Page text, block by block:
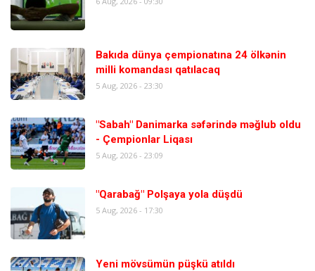
Bakıda dünya çempionatına 24 ölkənin
milli komandası qatılacaq
5 Aug, 2026 - 23:30
"Sabah" Danimarka səfərində məğlub oldu
- Çempionlar Liqası
5 Aug, 2026 - 23:09
"Qarabağ" Polşaya yola düşdü
5 Aug, 2026 - 17:30
Yeni mövsümün püşkü atıldı